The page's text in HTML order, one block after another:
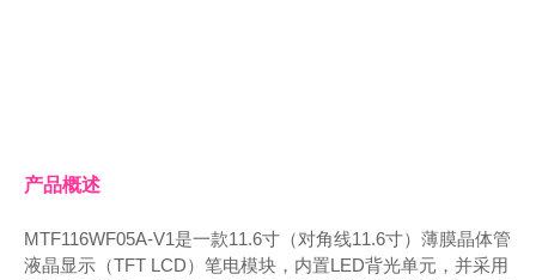
产品概述
MTF116WF05A-V1是一款11.6寸（对角线11.6寸）薄膜晶体管
液晶显示（TFT LCD）笔电模块，内置LED背光单元，并采用